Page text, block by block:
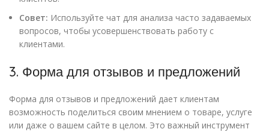
Совет: Используйте чат для анализа часто задаваемых
вопросов, чтобы усовершенствовать работу с
клиентами.
3. Форма для отзывов и предложений
Форма для отзывов и предложений дает клиентам
возможность поделиться своим мнением о товаре, услуге
или даже о вашем сайте в целом. Это важный инструмент